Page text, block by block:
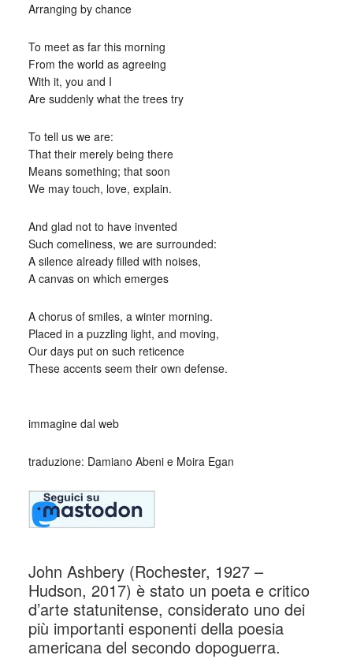
Arranging by chance
To meet as far this morning
From the world as agreeing
With it, you and I
Are suddenly what the trees try
To tell us we are:
That their merely being there
Means something; that soon
We may touch, love, explain.
And glad not to have invented
Such comeliness, we are surrounded:
A silence already filled with noises,
A canvas on which emerges
A chorus of smiles, a winter morning.
Placed in a puzzling light, and moving,
Our days put on such reticence
These accents seem their own defense.
immagine dal web
traduzione: Damiano Abeni e Moira Egan
John Ashbery (Rochester, 1927 –
Hudson, 2017) è stato un poeta e critico
d’arte statunitense, considerato uno dei
più importanti esponenti della poesia
americana del secondo dopoguerra.